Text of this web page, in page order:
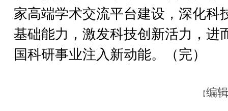
家高端学术交流平台建设，深化科
基础能力，激发科技创新活力，进
国科研事业注入新动能。（完）
【编